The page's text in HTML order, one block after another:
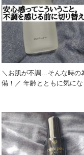
＼お肌が不調…そんな時の
備！／ 年齢とともに気になり出し